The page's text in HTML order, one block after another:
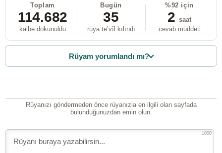
Toplam
114.682
kalbe dokunuldu
Bugün
35
rüya te’vîl kılındı
%92 için
2 saat
cevab müddeti
Rüyam yorumlandı mı?
Rüyanızı göndermeden önce rüyanızla en ilgili olan sayfada
bulunduğunuzdan emin olun.
1000